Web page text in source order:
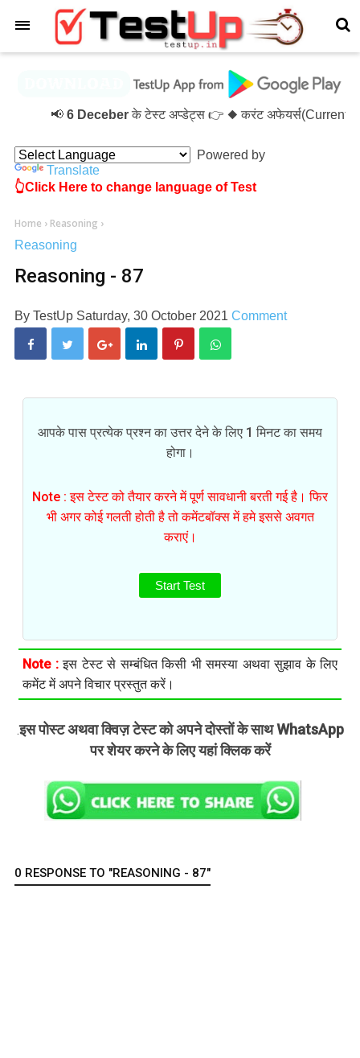
6 Deceberके टेस्ट अप्डेट्स 👉 ◆ करंट अफेयर्स(Current
Powered by
Translate
👆Click Here to change language of Test
Home › Reasoning ›
Reasoning
Reasoning - 87
By TestUp Saturday, 30 October 2021 Comment
आपके पास प्रत्येक प्रश्न का उत्तर देने के लिए 1 मिनट का समय
होगा।
Note : इस टेस्ट को तैयार करने में पूर्ण सावधानी बरती गई है। फिर
भी अगर कोई गलती होती है तो कमेंटबॉक्स में हमे इससे अवगत
कराएं।
Start Test
Note :इस टेस्ट से सम्बंधित किसी भी समस्या अथवा सुझाव के लिए
कमेंट में अपने विचार प्रस्तुत करें।
.इस पोस्ट अथवा क्विज़ टेस्ट को अपने दोस्तों के साथ WhatsApp
पर शेयर करने के लिए यहां क्लिक करें
0 RESPONSE TO "REASONING - 87"